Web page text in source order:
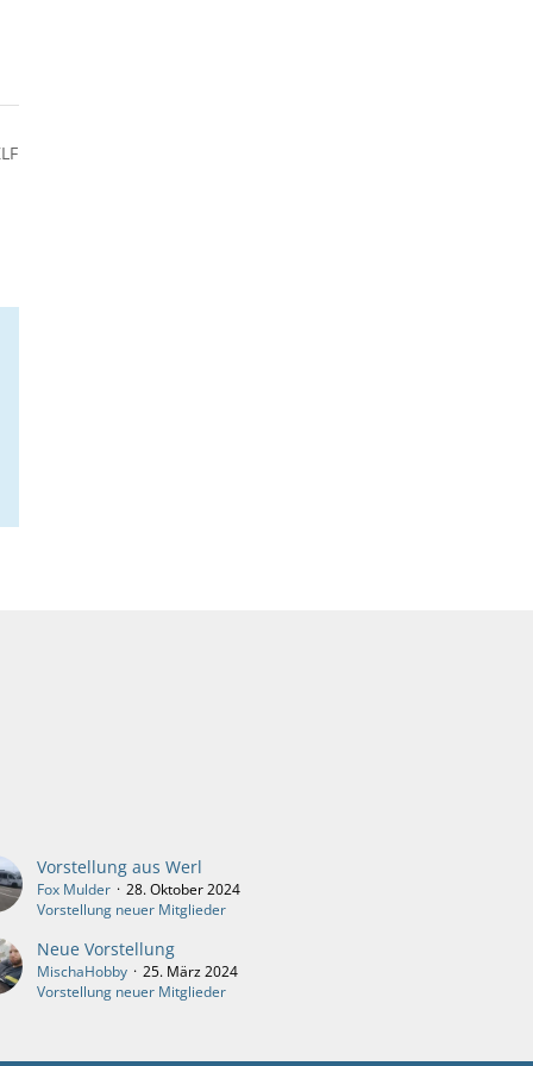
Vorstellung aus Werl
Fox Mulder
28. Oktober 2024
Vorstellung neuer Mitglieder
Neue Vorstellung
MischaHobby
25. März 2024
Vorstellung neuer Mitglieder